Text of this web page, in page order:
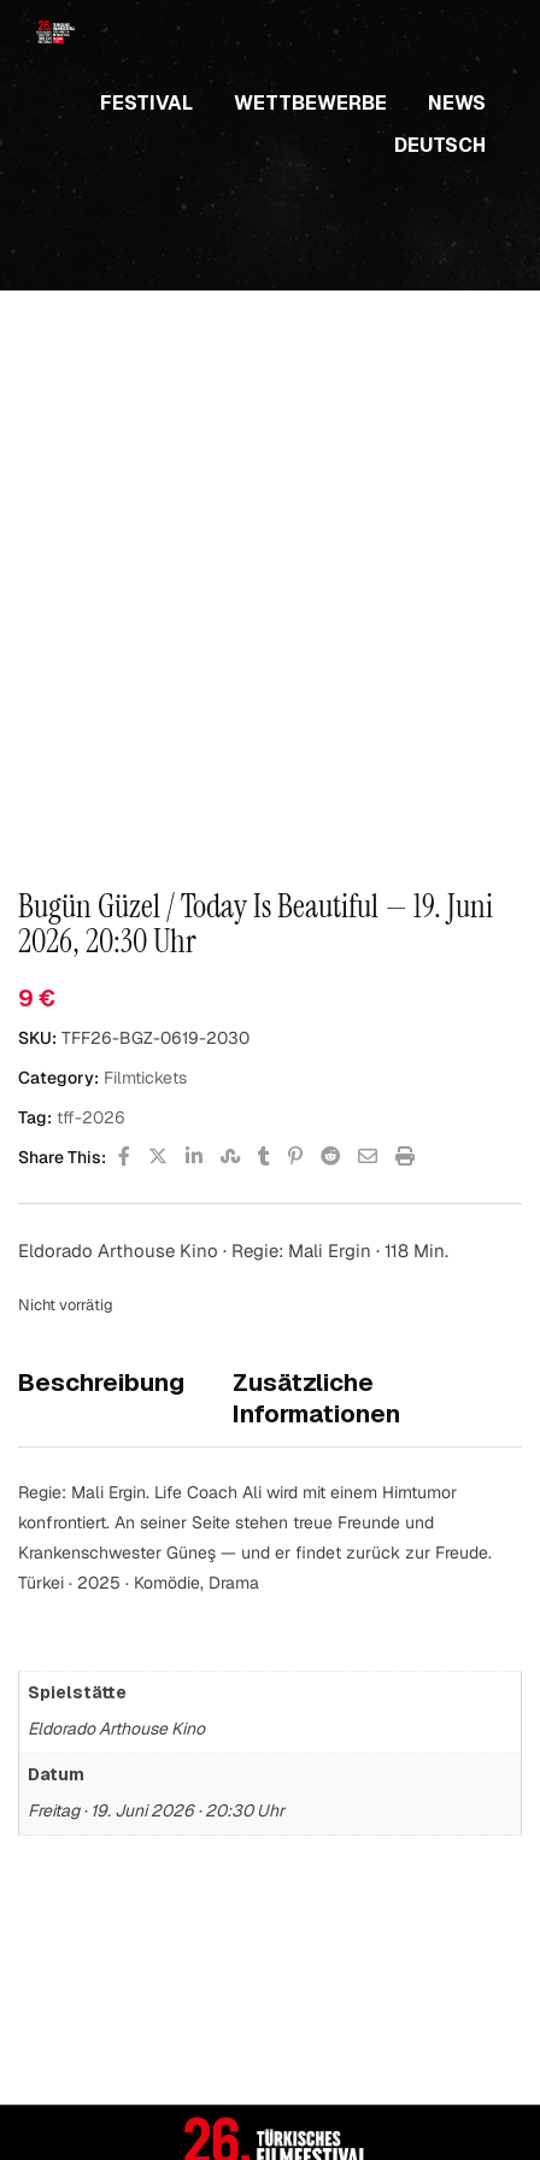
content
FESTIVAL WETTBEWERBE
NEWS
DEUTSCH
Bugün Güzel / Today Is Beautiful — 19. Juni
2026, 20:30 Uhr
9 €
SKU: TFF26-BGZ-0619-2030
Category: Filmtickets
Tag: tff-2026
Share This:
Eldorado Arthouse Kino · Regie: Mali Ergin · 118 Min.
Nicht vorrätig
Beschreibung
Zusätzliche
Informationen
Regie: Mali Ergin. Life Coach Ali wird mit einem Hirntumor
konfrontiert. An seiner Seite stehen treue Freunde und
Krankenschwester Güneş — und er findet zurück zur Freude.
Türkei · 2025 · Komödie, Drama
Spielstätte
Eldorado Arthouse Kino
Datum
Freitag · 19. Juni 2026 · 20:30 Uhr